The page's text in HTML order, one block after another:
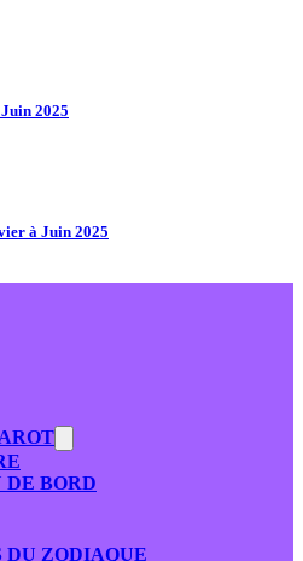
2025
à Juin 2025
BORD
DU ZODIAQUE